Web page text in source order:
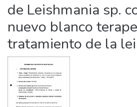
de Leishmania sp.
nuevo blanco
tratamiento de la